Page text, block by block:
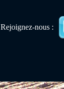
Rejoignez-nous :